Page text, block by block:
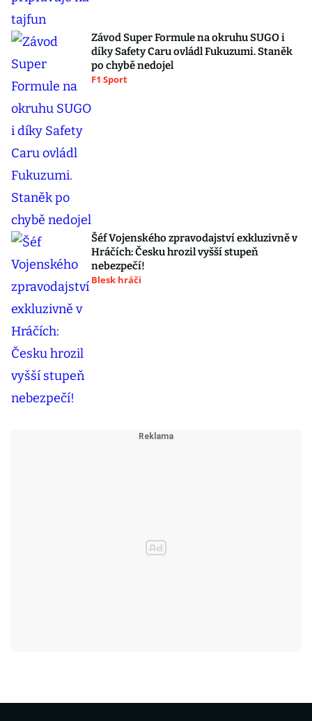
Závod Super Formule na okruhu SUGO i
díky Safety Caru ovládl Fukuzumi. Staněk
po chybě nedojel
F1 Sport
Šéf Vojenského zpravodajství exkluzivně v
Hráčích: Česku hrozil vyšší stupeň
nebezpečí!
Blesk hráči